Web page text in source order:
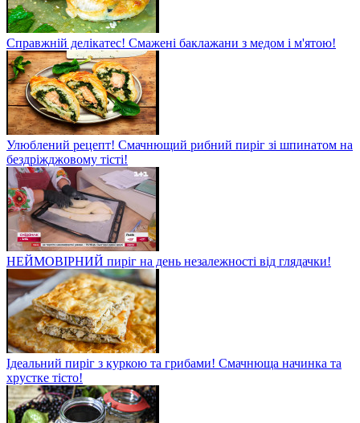
Справжній делікатес! Смажені баклажани з медом і м'ятою!
Улюблений рецепт! Смачнющий рибний пиріг зі шпинатом на
бездріжджовому тісті!
НЕЙМОВІРНИЙ пиріг на день незалежності від глядачки!
Ідеальний пиріг з куркою та грибами! Смачнюща начинка та
хрустке тісто!